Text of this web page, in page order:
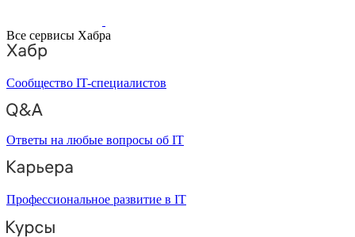
Все сервисы Хабра
Сообщество IT-специалистов
Ответы на любые вопросы об IT
Профессиональное развитие в IT